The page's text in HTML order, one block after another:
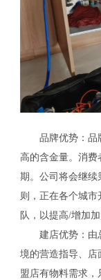
品牌优势：品牌
高的含金量。消费
期。公司将会继续
则，正在各个城市
队，以提高/增加
建店优势：由总
境的营造指导、
盟店有物料需求